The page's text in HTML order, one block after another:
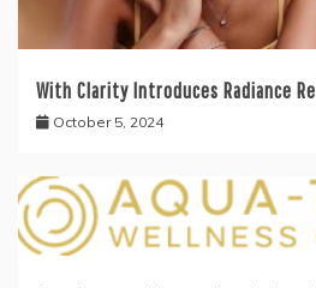
With Clarity Introduces Radiance
October 5, 2024